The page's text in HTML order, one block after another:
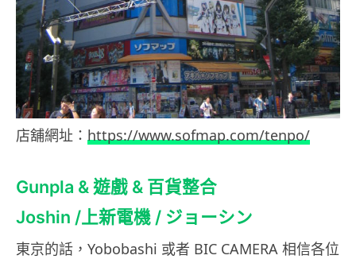
店舖網址： https://www.sofmap.com/tenpo/
Gunpla & 遊戲 & 百貨整合
Joshin /上新電機 / ジョーシン
東京的話，Yobobashi 或者 BIC CAMERA 相信各位